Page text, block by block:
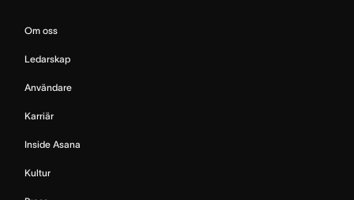
Om oss
Ledarskap
Användare
Karriär
Inside Asana
Kultur